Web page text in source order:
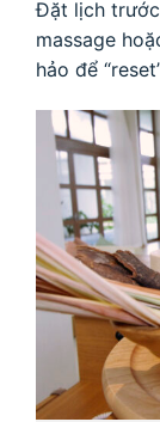
Đặt lịch
massage
hảo để